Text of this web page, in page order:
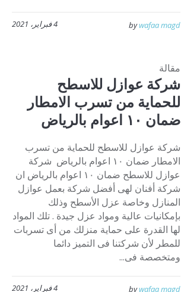
4 فبراير، 2021 bywafaa magd
مقالة
شركة عوازل للاسطح
للحماية من تسرب الامطار
ضمان ١٠ اعوام بالرياض
شركة عوازل للاسطح للحماية من تسرب
الامطار ضمان ١٠ اعوام بالرياض شركة
عوازل للاسطح ضمان ١٠ اعوام بالرياض ان
شركة أفنان لهى أفضل شركة بعمل عوازل
المنازل وخاصة عزل الأسطح وذلك
بإمكانيات عالية ومواد عزل جيدة . تلك المواد
لها القدرة على حماية منزلك من أى تسربات
للمطر لأن شركتنا فى التميز دائما
ومتخصصة فى...
4 فبراير، 2021 bywafaa magd